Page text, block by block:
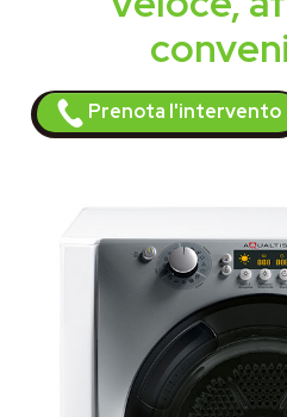
Prenota l'intervento